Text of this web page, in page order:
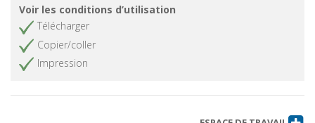
Voir les conditions d’utilisation
Télécharger
Copier/coller
Impression